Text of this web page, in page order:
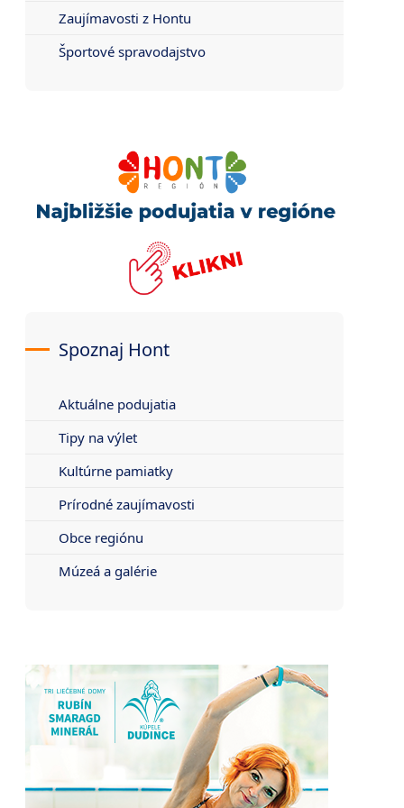
Zaujímavosti z Hontu
Športové spravodajstvo
Spoznaj Hont
Aktuálne podujatia
Tipy na výlet
Kultúrne pamiatky
Prírodné zaujímavosti
Obce regiónu
Múzeá a galérie